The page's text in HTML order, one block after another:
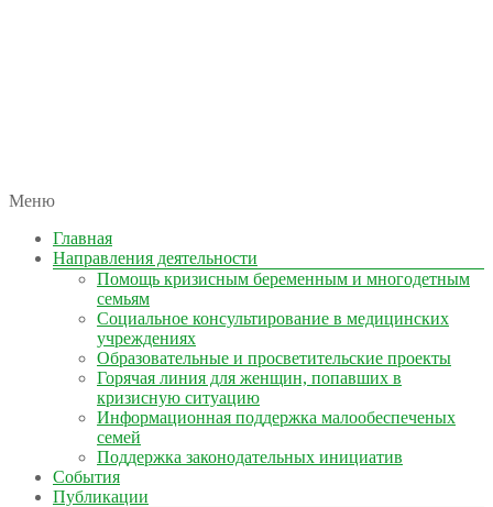
КОЛЫМА — ЗА ЖИЗНЬ
автономная некоммерческая организация
Меню
Главная
Направления деятельности
Помощь кризисным беременным и многодетным
семьям
Социальное консультирование в медицинских
учреждениях
Образовательные и просветительские проекты
Горячая линия для женщин, попавших в
кризисную ситуацию
Информационная поддержка малообеспеченых
семей
Поддержка законодательных инициатив
События
Публикации